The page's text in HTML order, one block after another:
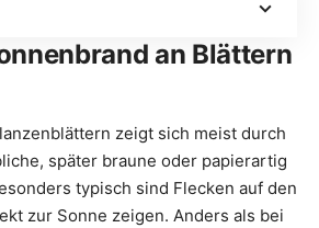
an Blättern
zeigt sich meist durch
später braune oder papierartig
typisch sind Flecken auf den
zur Sonne zeigen. Anders als bei